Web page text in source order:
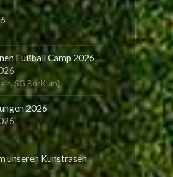
Fußball Camp 2026
,SG BorKum)
2026
unseren Kunstrasen